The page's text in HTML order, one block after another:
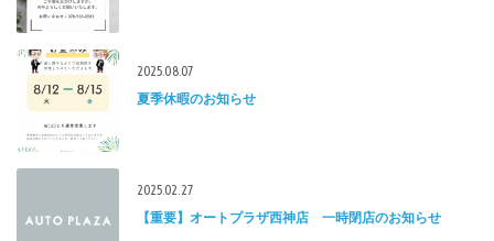
2025.08.07
夏季休暇のお知らせ
2025.02.27
【重要】オートプラザ西神店 一時閉店のお知らせ